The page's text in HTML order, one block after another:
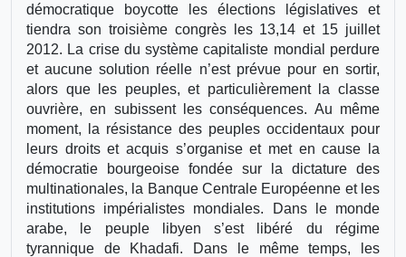
démocratique boycotte les élections législatives et
tiendra son troisième congrès les 13,14 et 15 juillet
2012. La crise du système capitaliste mondial perdure
et aucune solution réelle n’est prévue pour en sortir,
alors que les peuples, et particulièrement la classe
ouvrière, en subissent les conséquences. Au même
moment, la résistance des peuples occidentaux pour
leurs droits et acquis s’organise et met en cause la
démocratie bourgeoise fondée sur la dictature des
multinationales, la Banque Centrale Européenne et les
institutions impérialistes mondiales. Dans le monde
arabe, le peuple libyen s’est libéré du régime
tyrannique de Khadafi. Dans le même temps, les